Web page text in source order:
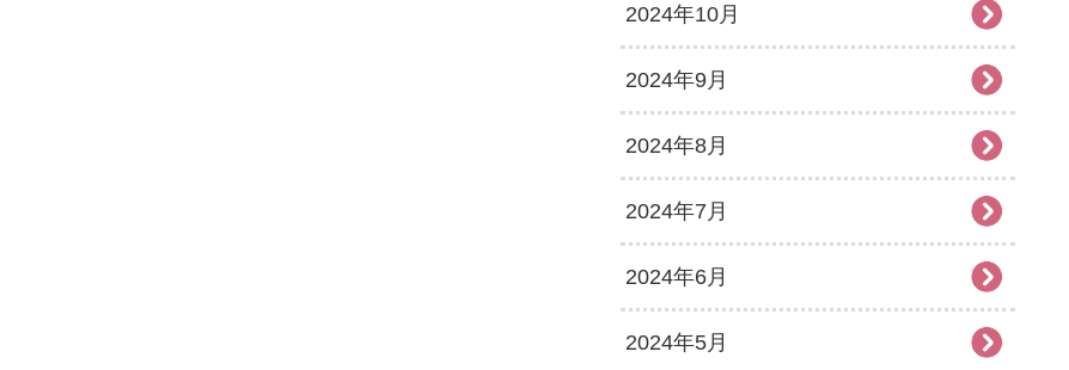
2024年10月
2024年9月
2024年8月
2024年7月
2024年6月
2024年5月